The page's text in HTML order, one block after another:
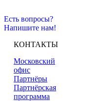
Есть вопросы?
Напишите нам!
КОНТАКТЫ
Московский
офис
Партнёры
Партнёрская
программа